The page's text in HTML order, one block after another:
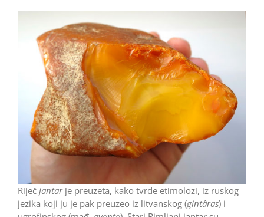
Riječ jantarje preuzeta, kako tvrde etimolozi, iz ruskog
jezika koji ju je pak preuzeo iz litvanskog (gintâras) i